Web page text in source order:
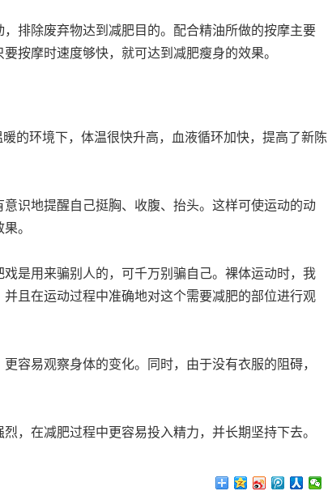
排除废弃物达到减肥目的。配合精油所做的按摩主要
按摩时速度够快，就可达到减肥瘦身的效果。
的环境下，体温很快升高，血液循环加快，提高了新陈
识地提醒自己挺胸、收腹、抬头。这样可使运动的动
。
是用来骗别人的，可千万别骗自己。裸体运动时，我
且在运动过程中准确地对这个需要减肥的部位进行观
容易观察身体的变化。同时，由于没有衣服的阻碍，
，在减肥过程中更容易投入精力，并长期坚持下去。